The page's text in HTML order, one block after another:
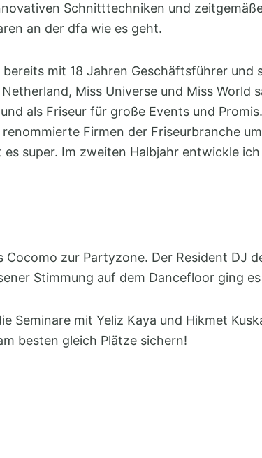
Schnitttechniken und
an der dfa wie es geht.
mit 18 Jahren Geschäftsführer und
Miss Universe und Miss World
als Friseur für große Events und
Firmen der Friseurbranche
super. Im zweiten Halbjahr entwickle
zur Partyzone. Der Resident DJ
Stimmung auf dem Dancefloor ging
Seminare mit Yeliz Kaya und Hikmet
besten gleich Plätze sichern!